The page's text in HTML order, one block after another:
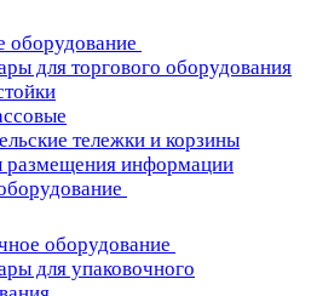
оборудование
для торгового оборудования
тележки и корзины
размещения информации
оборудование
для упаковочного